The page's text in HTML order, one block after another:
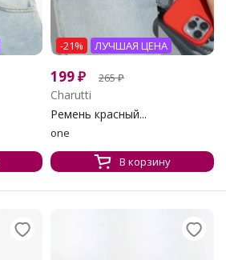
-21% ЛУЧШАЯ ЦЕНА
199₽ 265₽
Charutti
Ремень красный...
one
В корзину